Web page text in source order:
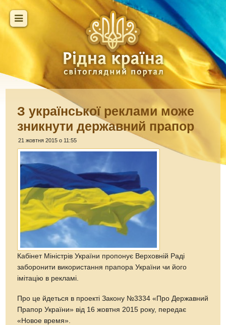
З української реклами може
зникнути державний прапор
21 жовтня 2015 о 11:55
Кабінет Міністрів України пропонує Верховній Раді
заборонити використання прапора України чи його
імітацію в рекламі.
Про це йдеться в проекті Закону №3334 «Про Державний
Прапор України» від 16 жовтня 2015 року, передає
«Новое время».